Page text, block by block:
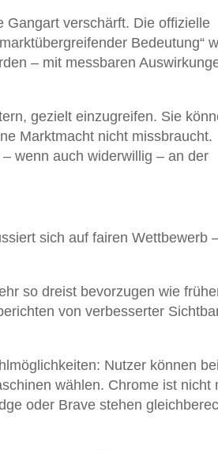
Gangart verschärft. Die offizielle
Bedeutung“
– mit messbaren
gezielt einzugreifen. Sie
Marktmacht nicht missbraucht.
wenn auch widerwillig – an der
sich auf fairen Wettbewerb
so dreist bevorzugen wie
von verbesserter
Nutzer können
wählen. Chrome ist nicht
oder Brave stehen